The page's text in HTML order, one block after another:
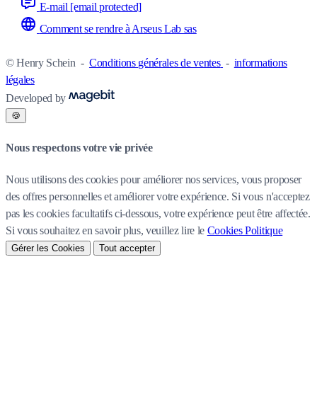
E-mail [email protected]
Comment se rendre à Arseus Lab sas
© Henry Schein - Conditions générales de ventes - informations
légales
Developed by
🍪
Nous respectons votre vie privée
Nous utilisons des cookies pour améliorer nos services, vous proposer
des offres personnelles et améliorer votre expérience. Si vous n'acceptez
pas les cookies facultatifs ci-dessous, votre expérience peut être affectée.
Si vous souhaitez en savoir plus, veuillez lire le Cookies Politique
Gérer les Cookies Tout accepter